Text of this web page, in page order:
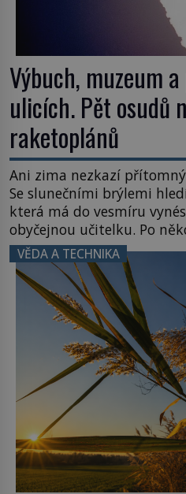
Výbuch, muzeum
ulicích. Pět osudů
raketoplánů
Ani zima nezkazí
Se slunečními brýlemi
která má do vesmíru
obyčejnou učitelku. Po
ztuhnou úsměvy, stroj
konstrukce není z levného
poplatníky stojí miliardy
zvládnou jen
Název: Columbia První […]
VĚDA A TECHNIKA